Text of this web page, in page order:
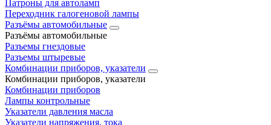
Патроны для автоламп
Переходник галогеновой лампы
Разъёмы автомобильные
Разъёмы автомобильные
Разъемы гнездовые
Разъемы штыревые
Комбинации приборов, указатели
Комбинации приборов, указатели
Комбинации приборов
Лампы контрольные
Указатели давления масла
Указатели напряжения, тока